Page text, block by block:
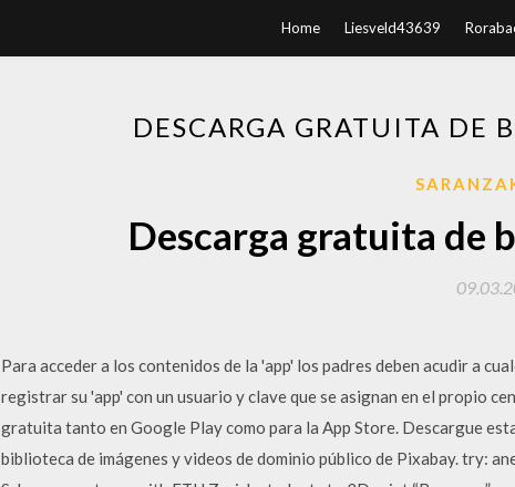
Home Liesveld43639
DESCARGA GRATUITA DE
Descarga gratuita de
Para acceder a los contenidos de la 'app' los padres deben acudir a
registrar su 'app' con un usuario y clave que se asignan en el propio
gratuita tanto en Google Play como para la App Store. Descargue
biblioteca de imágenes y videos de dominio público de Pixabay. try: